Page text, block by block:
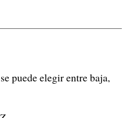
puede elegir entre baja,